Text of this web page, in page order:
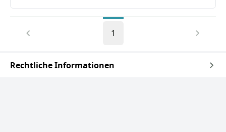
1
Rechtliche Informationen